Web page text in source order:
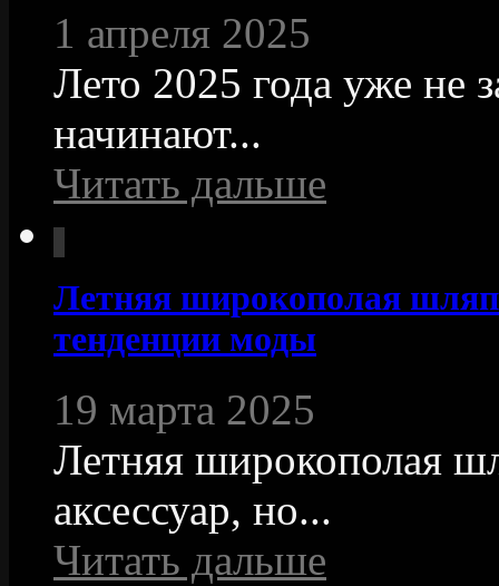
1 апреля 2025
Лето 2025 года уже не
начинают...
Читать дальше
Летняя широкополая
тенденции моды
19 марта 2025
Летняя широкополая
аксессуар, но...
Читать дальше